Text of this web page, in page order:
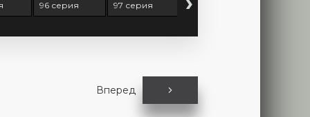
96 серия 97 серия 98 серия
Вперед